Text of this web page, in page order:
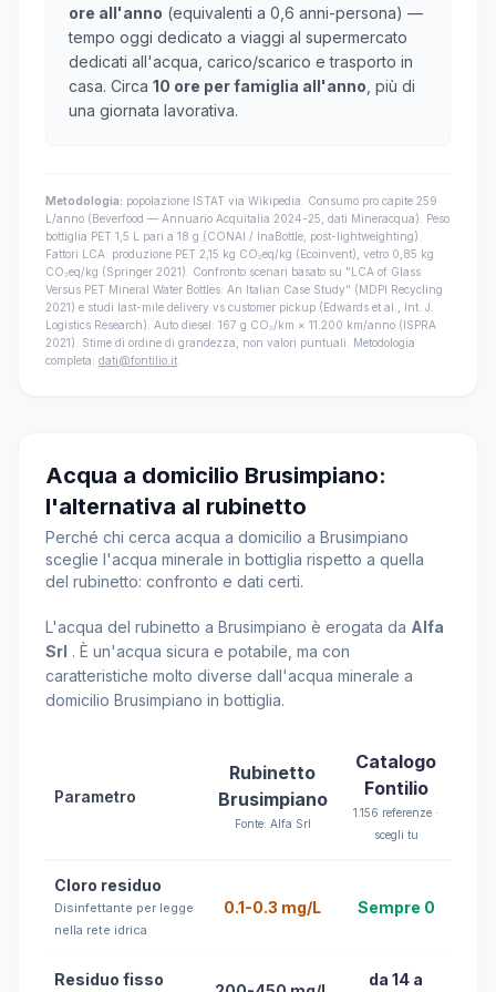
ore all'anno (equivalenti a 0,6 anni-persona) —
tempo oggi dedicato a viaggi al supermercato
dedicati all'acqua, carico/scarico e trasporto in
casa. Circa 10 ore per famiglia all'anno , più di
una giornata lavorativa.
Metodologia: popolazione ISTAT via Wikipedia. Consumo pro capite 259
L/anno (Beverfood — Annuario Acquitalia 2024-25, dati Mineracqua). Peso
bottiglia PET 1,5 L pari a 18 g (CONAI / InaBottle, post-lightweighting).
Fattori LCA: produzione PET 2,15 kg CO₂eq/kg (Ecoinvent), vetro 0,85 kg
CO₂eq/kg (Springer 2021). Confronto scenari basato su "LCA of Glass
Versus PET Mineral Water Bottles: An Italian Case Study" (MDPI Recycling
2021) e studi last-mile delivery vs customer pickup (Edwards et al., Int. J.
Logistics Research). Auto diesel: 167 g CO₂/km × 11.200 km/anno (ISPRA
2021). Stime di ordine di grandezza, non valori puntuali. Metodologia
completa: dati@fontilio.it
Acqua a domicilio Brusimpiano:
l'alternativa al rubinetto
Perché chi cerca acqua a domicilio a Brusimpiano
sceglie l'acqua minerale in bottiglia rispetto a quella
del rubinetto: confronto e dati certi.
L'acqua del rubinetto a Brusimpiano è erogata da Alfa
Srl . È un'acqua sicura e potabile, ma con
caratteristiche molto diverse dall'acqua minerale a
domicilio Brusimpiano in bottiglia.
Parametro
Rubinetto
Brusimpiano
Fonte: Alfa Srl
Catalogo
Fontilio
1.156 referenze ·
scegli tu
Cloro residuo
Disinfettante per legge
nella rete idrica
0.1-0.3 mg/L Sempre 0
Residuo fisso da 14 a